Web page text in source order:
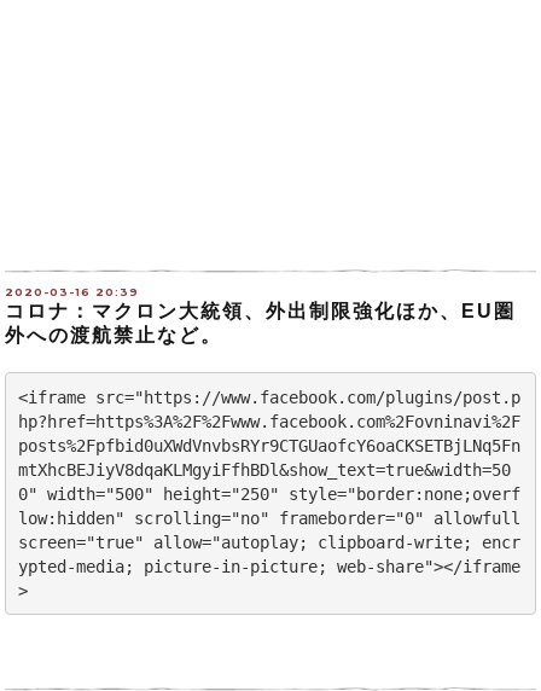
2020-03-16 20:39
コロナ：マクロン大統領、外出制限強化ほか、EU圏
外への渡航禁止など。
<iframe src="https://www.facebook.com/plugins/post.p
hp?href=https%3A%2F%2Fwww.facebook.com%2Fovninavi%2F
posts%2Fpfbid0uXWdVnvbsRYr9CTGUaofcY6oaCKSETBjLNq5Fn
mtXhcBEJiyV8dqaKLMgyiFfhBDl&show_text=true&width=50
0" width="500" height="250" style="border:none;overf
low:hidden" scrolling="no" frameborder="0" allowfull
screen="true" allow="autoplay; clipboard-write; encr
ypted-media; picture-in-picture; web-share"></iframe
>